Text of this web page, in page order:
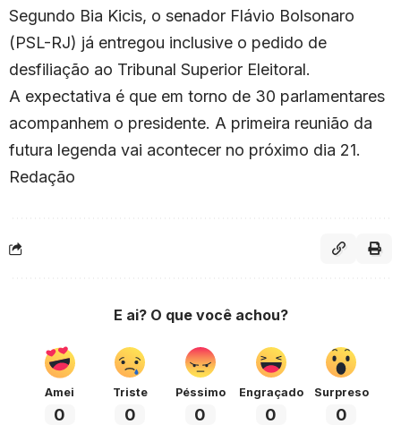
Segundo Bia Kicis, o senador Flávio Bolsonaro
(PSL-RJ) já entregou inclusive o pedido de
desfiliação ao Tribunal Superior Eleitoral.
A expectativa é que em torno de 30 parlamentares
acompanhem o presidente. A primeira reunião da
futura legenda vai acontecer no próximo dia 21.
Redação
E ai? O que você achou?
Amei
0
Triste
0
Péssimo
0
Engraçado
0
Surpreso
0